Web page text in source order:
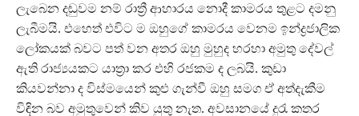
ලැබෙන දඬුවම නම් රාත්‍රී ආහාරය නොදී කාමරය තුළට දමනු
ලැබීමයි. එහෙත් එවිට ම ඔහුගේ කාමරය වෙනම ඉන්ද්‍රජාලික
ලෝකයක් බවට පත් වන අතර ඔහු මුහුද හරහා අමුතු දේවල්
ඇති රාජ්‍යයකට යාත්‍රා කර එහි රජකම ද ලබයි. කුඩා
කියවන්නා ද විස්මයෙන් කුළු ගැන්වී ඔහු සමග ඒ අත්දැකීම
විඳින බව අමුතුවෙන් කිව යුතු නැත. අවසානයේ දුරැ කතර